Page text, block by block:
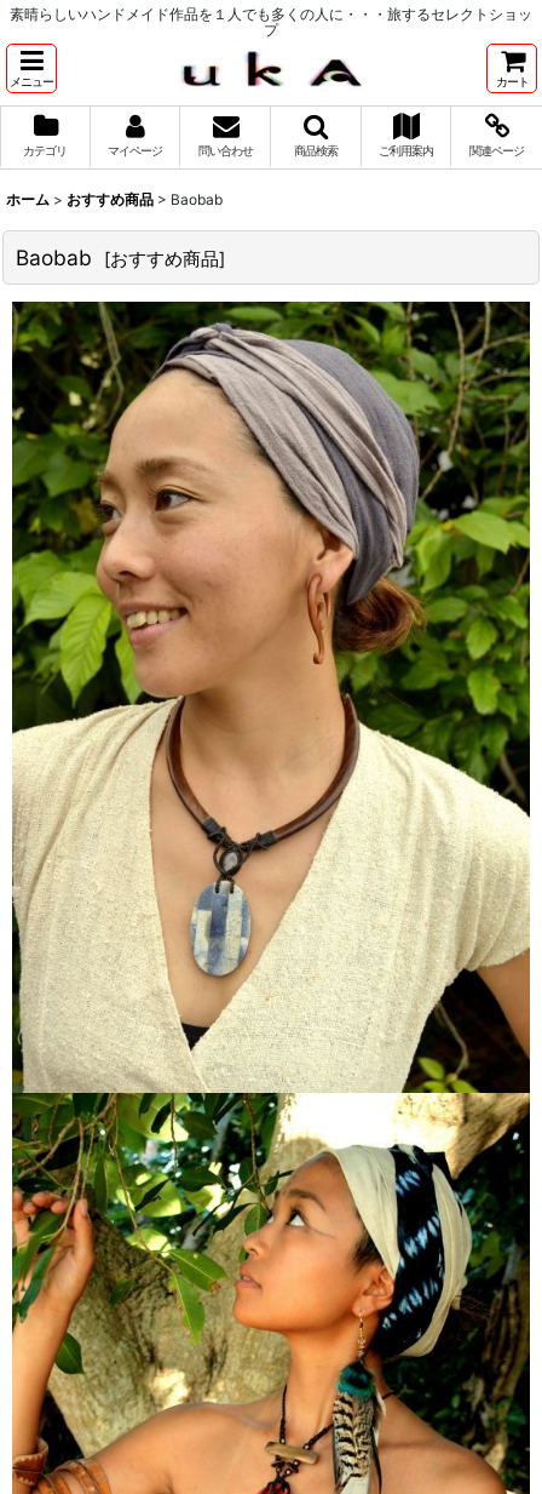
素晴らしいハンドメイド作品を１人でも多くの人に・・・旅するセレクトショッ
プ
メニュー カート
カテゴリ マイページ 問い合わせ 商品検索 ご利用案内 関連ページ
ホーム > おすすめ商品 > Baobab
Baobab [おすすめ商品]